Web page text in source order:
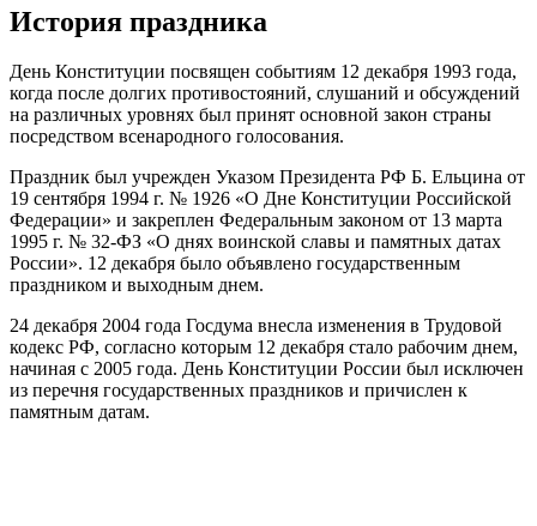
История праздника
День Конституции посвящен событиям 12 декабря 1993 года,
когда после долгих противостояний, слушаний и обсуждений
на различных уровнях был принят основной закон страны
посредством всенародного голосования.
Праздник был учрежден Указом Президента РФ Б. Ельцина от
19 сентября 1994 г. № 1926 «О Дне Конституции Российской
Федерации» и закреплен Федеральным законом от 13 марта
1995 г. № 32-ФЗ «О днях воинской славы и памятных датах
России». 12 декабря было объявлено государственным
праздником и выходным днем.
24 декабря 2004 года Госдума внесла изменения в Трудовой
кодекс РФ, согласно которым 12 декабря стало рабочим днем,
начиная с 2005 года. День Конституции России был исключен
из перечня государственных праздников и причислен к
памятным датам.